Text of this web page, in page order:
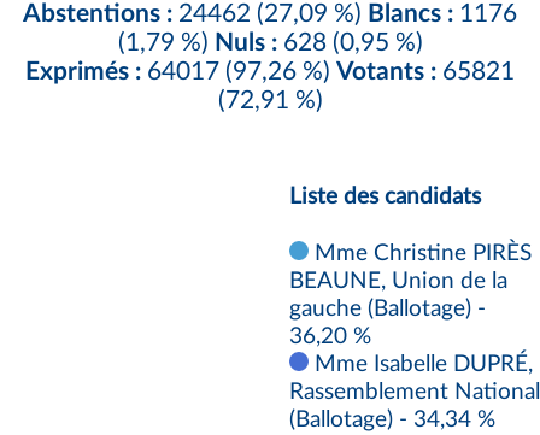
Abstentions : 24462 (27,09 %) Blancs : 1176
(1,79 %) Nuls :628 (0,95 %)
Exprimés : 64017 (97,26 %) Votants : 65821
(72,91 %)
Liste des candidats
Mme Christine PIRÈS
BEAUNE, Union de la
gauche (Ballotage) -
36,20 %
Mme Isabelle DUPRÉ,
Rassemblement National
(Ballotage) - 34,34 %